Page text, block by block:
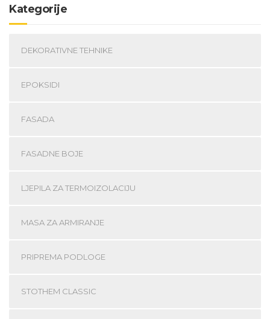
Kategorije
DEKORATIVNE TEHNIKE
EPOKSIDI
FASADA
FASADNE BOJE
LJEPILA ZA TERMOIZOLACIJU
MASA ZA ARMIRANJE
PRIPREMA PODLOGE
STOTHEM CLASSIC